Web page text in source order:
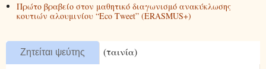
Πρώτο βραβείο στον μαθητικό διαγωνισμό ανακύκλωσης
κουτιών αλουμινίου “Εco Τweet” (ERASMUS+)
Ζητείται ψεύτης
(ταινία)